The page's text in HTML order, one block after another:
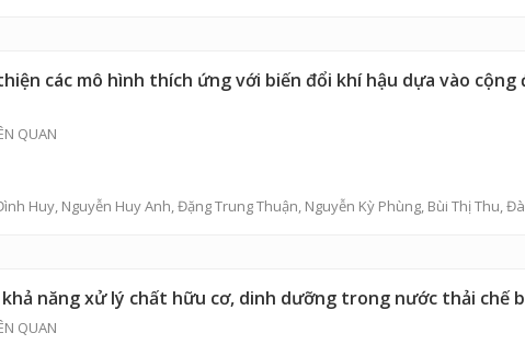
các mô hình thích ứng với biến đổi khí hậu dựa vào cộng
QUAN
Huy, Nguyễn Huy Anh, Đặng Trung Thuận, Nguyễn Kỳ Phùng, Bùi Thị Thu,
năng xử lý chất hữu cơ, dinh dưỡng trong nước thải chế
QUAN